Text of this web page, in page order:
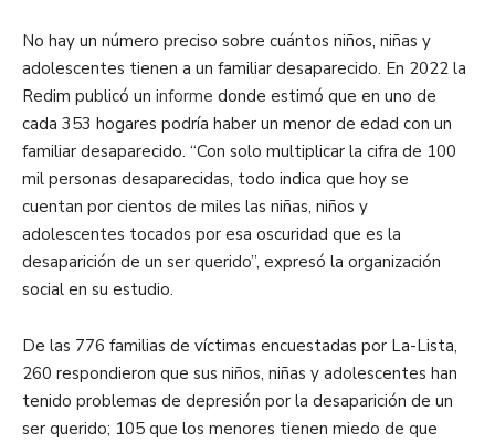
No hay un número preciso sobre cuántos niños, niñas y
adolescentes tienen a un familiar desaparecido. En 2022 la
Redim publicó un informe donde estimó que en uno de
cada 353 hogares podría haber un menor de edad con un
familiar desaparecido. “Con solo multiplicar la cifra de 100
mil personas desaparecidas, todo indica que hoy se
cuentan por cientos de miles las niñas, niños y
adolescentes tocados por esa oscuridad que es la
desaparición de un ser querido”, expresó la organización
social en su estudio.
De las 776 familias de víctimas encuestadas por La-Lista,
260 respondieron que sus niños, niñas y adolescentes han
tenido problemas de depresión por la desaparición de un
ser querido; 105 que los menores tienen miedo de que